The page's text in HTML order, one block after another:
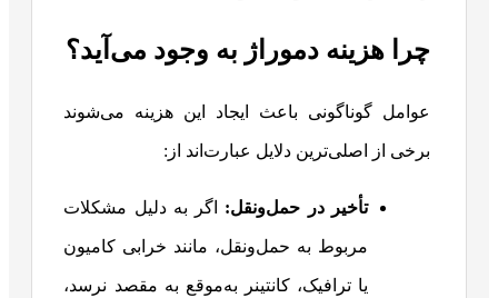
چرا هزینه دموراژ به وجود می‌آید؟
عوامل گوناگونی باعث ایجاد این هزینه می‌شوند
برخی از اصلی‌ترین دلایل عبارت‌اند از:
تأخیر در حمل‌ونقل: اگر به دلیل مشکلات
مربوط به حمل‌ونقل، مانند خرابی کامیون
یا ترافیک، کانتینر به‌موقع به مقصد نرسد،